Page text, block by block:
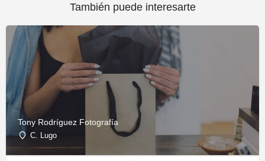
También puede interesarte
Tony Rodríguez Fotografía
C. Lugo